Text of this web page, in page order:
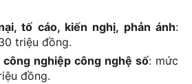
tố cáo, kiến nghị, phản ánh:
triệu đồng.
công nghiệp công nghệ số: mức
đồng.